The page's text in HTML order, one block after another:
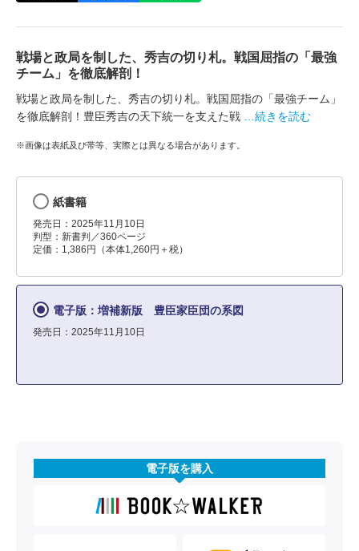
戦場と政局を制した、秀吉の切り札。戦国屈指の「最強
チーム」を徹底解剖！
戦場と政局を制した、秀吉の切り札。戦国屈指の「最強チーム」
を徹底解剖！豊臣秀吉の天下統一を支えた戦
…続きを読む
※画像は表紙及び帯等、実際とは異なる場合があります。
紙書籍
発売日：2025年11月10日
判型：新書判／360ページ
定価：1,386円（本体1,260円＋税）
電子版：増補新版 豊臣家臣団の系図
発売日：2025年11月10日
電子版を購入